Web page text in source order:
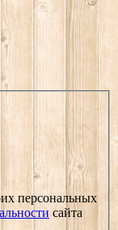
персональных
сайта